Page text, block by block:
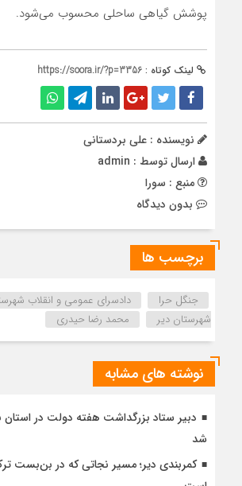
پوشش گیاهی ساحلی محسوب می‌شود.
لینک کوتاه : https://soora.ir/?p=3356
نویسنده : علی بردستانی
ارسال توسط : admin
منبع : سورا
بدون دیدگاه
برچسب ها
جنگل حرا دادسرای عمومی و انقلاب
شهرستان دیر
محمد رضا حیدری
نوشته های مشابه
دبیر ستاد بزرگداشت هفته دولت در
شد
کمربندی دیر؛ مسیر نجاتی که در بن‌بست